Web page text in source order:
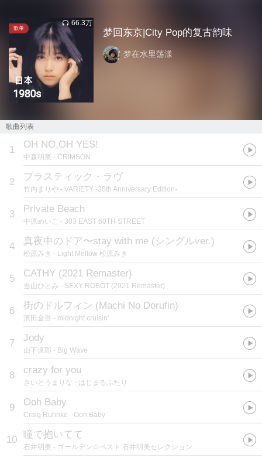
歌单
66.3万
梦回东京|City Pop的复古韵味
梦在水里荡漾
歌曲列表
1 OH NO,OH YES!
中森明菜 - CRIMSON
2 プラスティック・ラヴ
竹内まりや - VARIETY -30th Anniversary Edition-
3 Private Beach
中原めいこ - 303 EAST 60TH STREET
4 真夜中のドア〜stay with me (シングルver.)
松原みき - Light Mellow 松原みき
5 CATHY (2021 Remaster)
当山ひとみ - SEXY ROBOT (2021 Remaster)
6 街のドルフィン (Machi No Dorufin)
濱田金吾 - midnight cruisin'
7 Jody
山下達郎 - Big Wave
8 crazy for you
さいとうまりな - はじまるふたり
9 Ooh Baby
Craig Ruhnke - Ooh Baby
10 瞳で抱いてて
石井明美 - ゴールデン☆ベスト 石井明美セレクション